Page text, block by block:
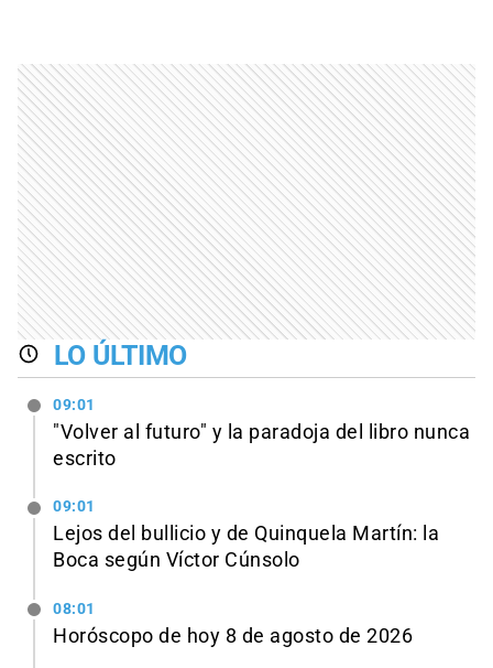
LO ÚLTIMO
09:01
"Volver al futuro" y la paradoja del libro nunca
escrito
09:01
Lejos del bullicio y de Quinquela Martín: la
Boca según Víctor Cúnsolo
08:01
Horóscopo de hoy 8 de agosto de 2026